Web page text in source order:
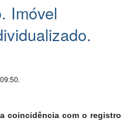
Imóvel
coincidência com o registro